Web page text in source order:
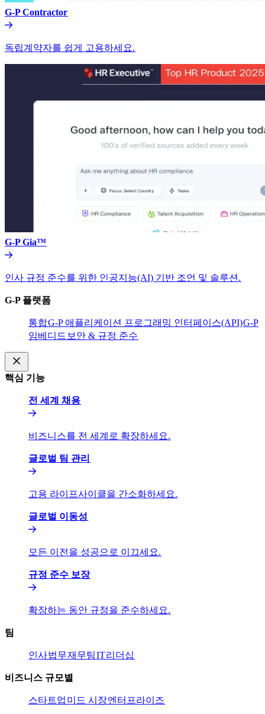
G-P Contractor​​
독립계약자를 쉽게 고용하세요.​​
G-P Gia™​​
인사 규정 준수를 위한 인공지능(AI) 기반 조언 및 솔루션.​​
G-P 플랫폼​​
통합​​G-P 애플리케이션 프로그래밍 인터페이스(API)​​G-P
임베디드​​ 보안 & 규정 준수​​
핵심 기능​​
전 세계 채용​​
비즈니스를 전 세계로 확장하세요.​​
글로벌 팀 관리​​
고용 라이프사이클을 간소화하세요.​​
글로벌 이동성​​
모든 이전을 성공으로 이끄세요.​​
규정 준수 보장​​
확장하는 동안 규정을 준수하세요.​​
팀​​
인사​​법무​​재무팀​​IT​​리더십​​
비즈니스 규모별​​
스타트업​​ 미드 시장​​엔터프라이즈​​